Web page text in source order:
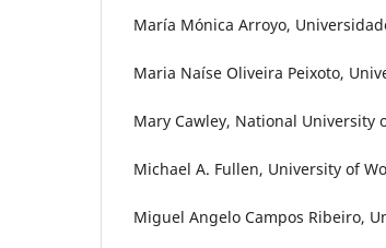
María Mónica Arroyo,
Maria Naíse Oliveira Peixoto,
Mary Cawley, National University
Michael A. Fullen, University of
Miguel Angelo Campos Ribeiro,